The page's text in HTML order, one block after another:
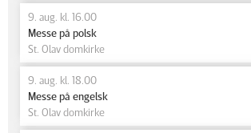
9. aug. kl. 16.00
Messe på polsk
St. Olav domkirke
9. aug. kl. 18.00
Messe på engelsk
St. Olav domkirke